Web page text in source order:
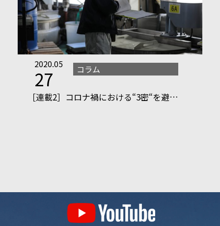
2020.05
27 コラム
［連載2］コロナ禍における“3密“を避…